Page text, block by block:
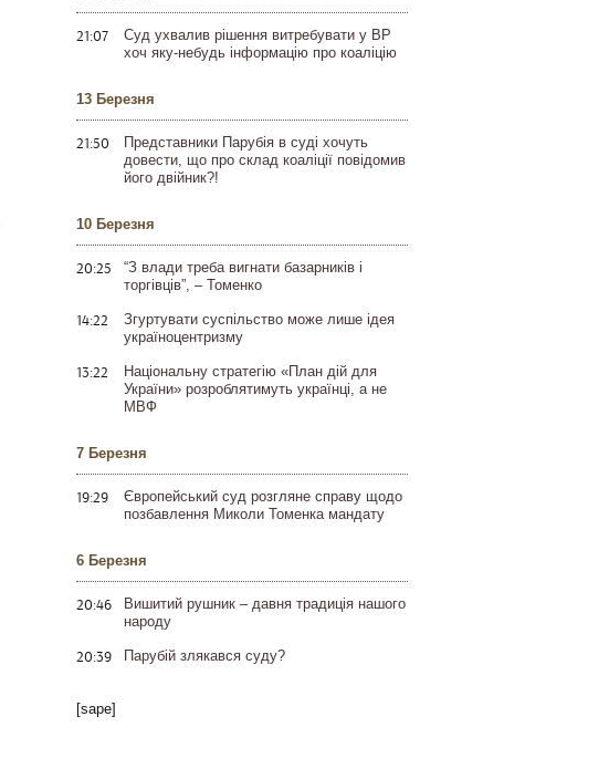
21:07
Суд ухвалив рішення витребувати у ВР
хоч яку-небудь інформацію про коаліцію
13 Березня
21:50
Представники Парубія в суді хочуть
довести, що про склад коаліції повідомив
його двійник?!
10 Березня
20:25
“З влади треба вигнати базарників і
торгівців”, – Томенко
14:22
Згуртувати суспільство може лише ідея
україноцентризму
13:22
Національну стратегію «План дій для
України» розроблятимуть українці, а не
МВФ
7 Березня
19:29
Європейський суд розгляне справу щодо
позбавлення Миколи Томенка мандату
6 Березня
20:46
Вишитий рушник – давня традиція нашого
народу
20:39 Парубій злякався суду?
[sape]